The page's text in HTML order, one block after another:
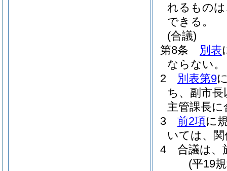
れるもの
できる。
(合議)
第8条
別表
ならない。
2
別表第9
ち、副市
主管課長
3
前2項に
いては、
4
合議は、
(平19